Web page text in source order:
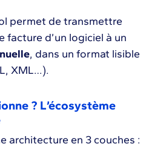
permet de transmettre
facture d’un logiciel à un
, dans un format lisible
XML…).
? L’écosystème
architecture en 3 couches :